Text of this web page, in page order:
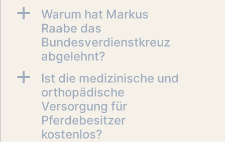
a
Warum hat Markus
Raabe das
Bundesverdienstkreuz
abgelehnt?
a
Ist die medizinische und
orthopädische
Versorgung für
Pferdebesitzer
kostenlos?